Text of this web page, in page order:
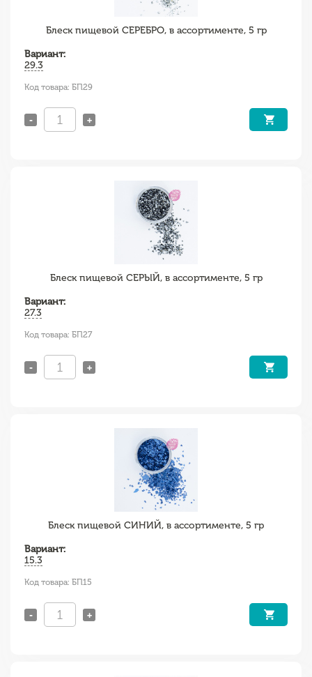
Блеск пищевой СЕРЕБРО, в ассортименте, 5 гр
Вариант:
29.3
Код товара: БП29
- +
Блеск пищевой СЕРЫЙ, в ассортименте, 5 гр
Вариант:
27.3
Код товара: БП27
- +
Блеск пищевой СИНИЙ, в ассортименте, 5 гр
Вариант:
15.3
Код товара: БП15
- +